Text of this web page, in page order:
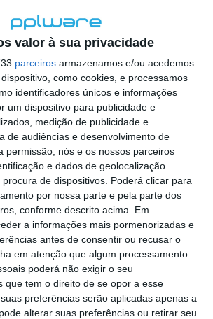
valor à sua privacidade
parceiros armazenamos e/ou acedemos
como cookies, e processamos
identificadores únicos e informações
um dispositivo para publicidade e
medição de publicidade e
de audiências e desenvolvimento de
permissão, nós e os nossos parceiros
e dados de geolocalização
de dispositivos. Poderá clicar para
por nossa parte e pela parte dos
conforme descrito acima. Em
a informações mais pormenorizadas e
antes de consentir ou recusar o
em atenção que algum processamento
poderá não exigir o seu
que tem o direito de se opor a esse
preferências serão aplicadas apenas a
alterar suas preferências ou retirar seu